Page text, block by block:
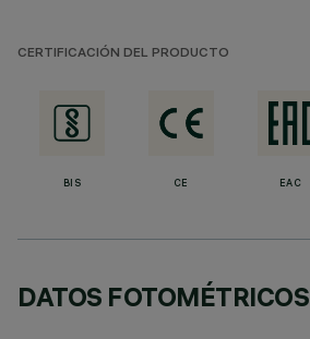
CERTIFICACIÓN DEL PRODUCTO
BIS CE EAC
DATOS FOTOMÉTRICOS